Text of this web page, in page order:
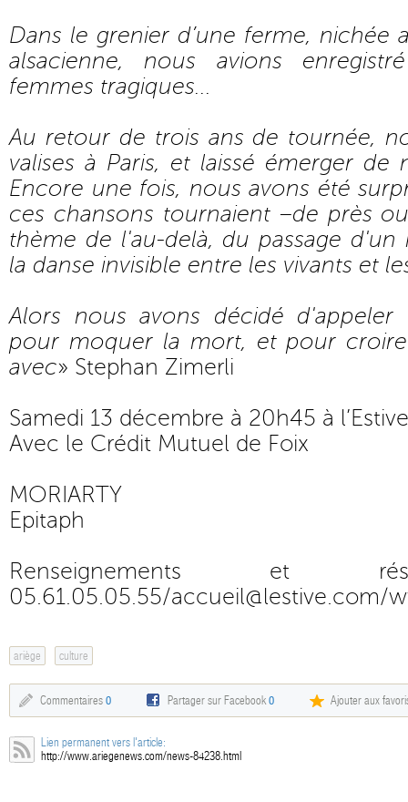
Dans le grenier d’une ferme, nichée
alsacienne, nous avions
femmes tragiques...
Au retour de trois ans de tournée,
valises à Paris, et laissé émerger de
Encore une fois, nous avons été
ces chansons tournaient –de près
thème de l'au-delà, du passage
la danse invisible entre les vivants et
Alors nous avons décidé d'appeler
pour moquer la mort, et pour
avec» Stephan Zimerli
Samedi 13 décembre à 20h45 à
Avec le Crédit Mutuel de Foix
MORIARTY
Epitaph
Renseignements et
05.61.05.05.55/accueil@lestive.com/
ariège culture
Commentaires 0 Partager sur Facebook0 Ajouter aux
Lien permanent vers l'article:
http://www.ariegenews.com/news-84238.html